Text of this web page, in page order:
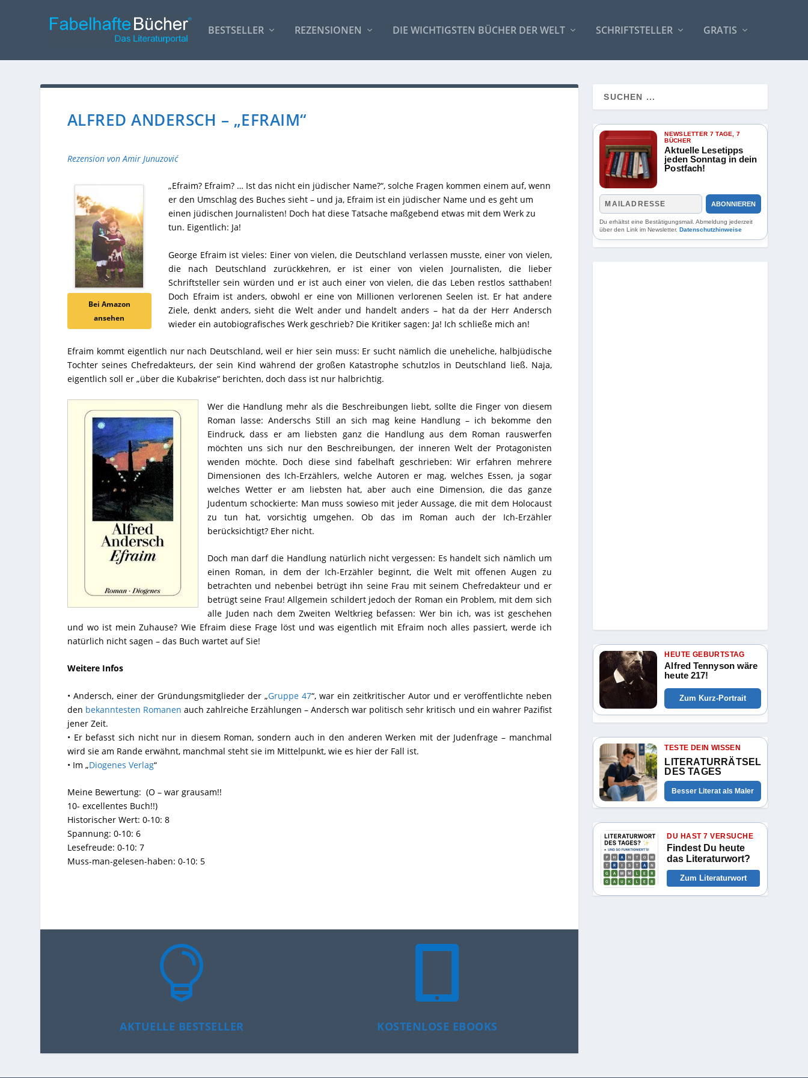
BESTSELLER REZENSIONEN DIE WICHTIGSTEN BÜCHER DER WELT SCHRIFTSTELLER GRATIS
ALFRED ANDERSCH – „EFRAIM“
Rezension von Amir Junuzović
Bei Amazon
ansehen
„Efraim? Efraim? … Ist das nicht ein jüdischer Name?“, solche Fragen kommen einem auf, wenn
er den Umschlag des Buches sieht – und ja, Efraim ist ein jüdischer Name und es geht um
einen jüdischen Journalisten! Doch hat diese Tatsache maßgebend etwas mit dem Werk zu
tun. Eigentlich: Ja!
George Efraim ist vieles: Einer von vielen, die Deutschland verlassen musste, einer von vielen,
die nach Deutschland zurückkehren, er ist einer von vielen Journalisten, die lieber
Schriftsteller sein würden und er ist auch einer von vielen, die das Leben restlos satthaben!
Doch Efraim ist anders, obwohl er eine von Millionen verlorenen Seelen ist. Er hat andere
Ziele, denkt anders, sieht die Welt ander und handelt anders – hat da der Herr Andersch
wieder ein autobiografisches Werk geschrieb? Die Kritiker sagen: Ja! Ich schließe mich an!
Efraim kommt eigentlich nur nach Deutschland, weil er hier sein muss: Er sucht nämlich die uneheliche, halbjüdische
Tochter seines Chefredakteurs, der sein Kind während der großen Katastrophe schutzlos in Deutschland ließ. Naja,
eigentlich soll er „über die Kubakrise“ berichten, doch dass ist nur halbrichtig.
Wer die Handlung mehr als die Beschreibungen liebt, sollte die Finger von diesem
Roman lasse: Anderschs Still an sich mag keine Handlung – ich bekomme den
Eindruck, dass er am liebsten ganz die Handlung aus dem Roman rauswerfen
möchten uns sich nur den Beschreibungen, der inneren Welt der Protagonisten
wenden möchte. Doch diese sind fabelhaft geschrieben: Wir erfahren mehrere
Dimensionen des Ich-Erzählers, welche Autoren er mag, welches Essen, ja sogar
welches Wetter er am liebsten hat, aber auch eine Dimension, die das ganze
Judentum schockierte: Man muss sowieso mit jeder Aussage, die mit dem Holocaust
zu tun hat, vorsichtig umgehen. Ob das im Roman auch der Ich-Erzähler
berücksichtigt? Eher nicht.
Doch man darf die Handlung natürlich nicht vergessen: Es handelt sich nämlich um
einen Roman, in dem der Ich-Erzähler beginnt, die Welt mit offenen Augen zu
betrachten und nebenbei betrügt ihn seine Frau mit seinem Chefredakteur und er
betrügt seine Frau! Allgemein schildert jedoch der Roman ein Problem, mit dem sich
alle Juden nach dem Zweiten Weltkrieg befassen: Wer bin ich, was ist geschehen
und wo ist mein Zuhause? Wie Efraim diese Frage löst und was eigentlich mit Efraim noch alles passiert, werde ich
natürlich nicht sagen – das Buch wartet auf Sie!
Weitere Infos
• Andersch, einer der Gründungsmitglieder der „Gruppe 47“, war ein zeitkritischer Autor und er veröffentlichte neben
den bekanntesten Romanenauch zahlreiche Erzählungen – Andersch war politisch sehr kritisch und ein wahrer Pazifist
jener Zeit.
• Er befasst sich nicht nur in diesem Roman, sondern auch in den anderen Werken mit der Judenfrage – manchmal
wird sie am Rande erwähnt, manchmal steht sie im Mittelpunkt, wie es hier der Fall ist.
• Im „Diogenes Verlag“
Meine Bewertung: (O – war grausam!!
10- excellentes Buch!!)
Historischer Wert: 0-10: 8
Spannung: 0-10: 6
Lesefreude: 0-10: 7
Muss-man-gelesen-haben: 0-10: 5

AKTUELLE BESTSELLER KOSTENLOSE EBOOKS
NEWSLETTER 7 TAGE, 7
BÜCHER
Aktuelle Lesetipps
jeden Sonntag in dein
Postfach!
ABONNIEREN
Du erhältst eine Bestätigungsmail. Abmeldung jederzeit
über den Link im Newsletter.Datenschutzhinweise
HEUTE GEBURTSTAG
Alfred Tennyson wäre
heute 217!
Zum Kurz-Portrait
TESTE DEIN WISSEN
LITERATURRÄTSEL
DES TAGES
Besser Literat als Maler
DU HAST 7 VERSUCHE
Findest Du heute
das Literaturwort?
Zum Literaturwort